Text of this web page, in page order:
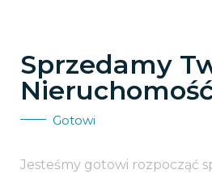
Sprzedamy
Gotowi
Jesteśmy gotowi rozpocząć